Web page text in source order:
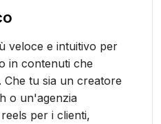
veloce e intuitivo per
in contenuti che
tu sia un creatore
o un'agenzia
per i clienti,